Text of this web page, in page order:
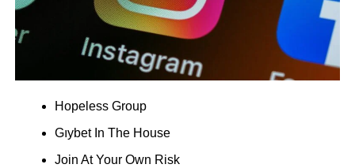
Hopeless Group
Gıybet In The House
Join At Your Own Risk